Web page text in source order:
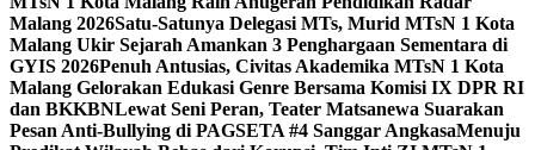
Malang 2026Satu-Satunya Delegasi MTs, Murid MTsN 1 Kota
Malang Ukir Sejarah Amankan 3 Penghargaan Sementara di
GYIS 2026Penuh Antusias, Civitas Akademika MTsN 1 Kota
Malang Gelorakan Edukasi Genre Bersama Komisi IX DPR RI
dan BKKBNLewat Seni Peran, Teater Matsanewa Suarakan
Pesan Anti-Bullying di PAGSETA #4 Sanggar AngkasaMenuju